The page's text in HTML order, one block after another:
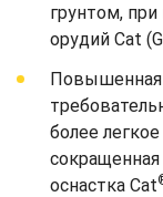
грунтом,
орудий Cat
Повышенная
более
оснастка Cat